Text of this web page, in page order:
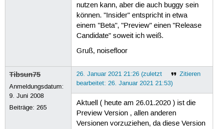
nutzen kann, aber die auch buggy sein
können. "Insider" entspricht in etwa
einem "Beta", "Preview" einen "Release
Candidate" soweit ich weiß.
Gruß, noisefloor
Tibsun75
Anmeldungsdatum:
9. Juni 2008
Beiträge:265
Zitieren
26. Januar 2021 21:26 (zuletzt
bearbeitet: 26. Januar 2021 21:53)
Aktuell ( heute am 26.01.2020 ) ist die
Preview Version , allen anderen
Versionen vorzuziehen, da diese Version